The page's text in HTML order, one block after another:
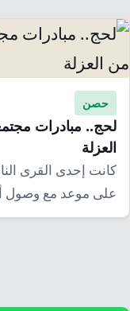
مياه
قصص نجاح
مبادرات
سياحة
تراث
ثقافة
التغير المناخي
محميات
التلوث
تحديات
حلول
إرشاد زراعي
نساء
معيشة
انفوجرافيك
حصن
لحج.. مبادرات
العزلة
كانت إحدى القرى
على موعد مع وصول